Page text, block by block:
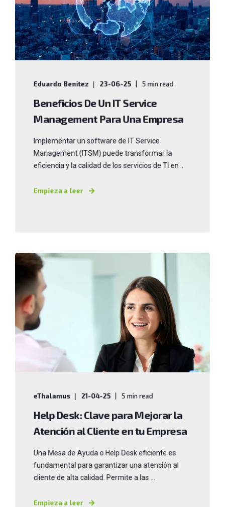
Eduardo Benitez 23-06-25 5 min read
Beneficios De Un IT Service
Management Para Una Empresa
Implementar un software de IT Service
Management (ITSM) puede transformar la
eficiencia y la calidad de los servicios de TI en ...
Empieza a leer
eThalamus 21-04-25 5 min read
Help Desk: Clave para Mejorar la
Atención al Cliente en tu Empresa
Una Mesa de Ayuda o Help Desk eficiente es
fundamental para garantizar una atención al
cliente de alta calidad. Permite a las ...
Empieza a leer